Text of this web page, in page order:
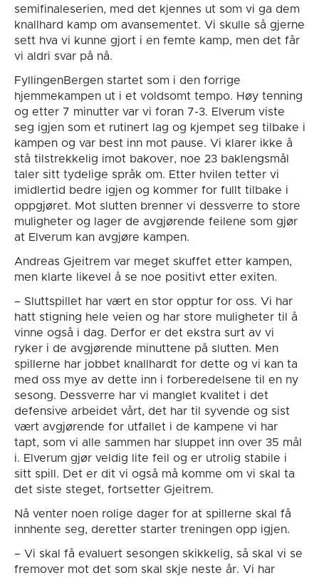
semifinaleserien, med det kjennes ut som vi ga dem
knallhard kamp om avansementet. Vi skulle så gjerne
sett hva vi kunne gjort i en femte kamp, men det får
vi aldri svar på nå.
FyllingenBergen startet som i den forrige
hjemmekampen ut i et voldsomt tempo. Høy tenning
og etter 7 minutter var vi foran 7-3. Elverum viste
seg igjen som et rutinert lag og kjempet seg tilbake i
kampen og var best inn mot pause. Vi klarer ikke å
stå tilstrekkelig imot bakover, noe 23 baklengsmål
taler sitt tydelige språk om. Etter hvilen tetter vi
imidlertid bedre igjen og kommer for fullt tilbake i
oppgjøret. Mot slutten brenner vi dessverre to store
muligheter og lager de avgjørende feilene som gjør
at Elverum kan avgjøre kampen.
Andreas Gjeitrem var meget skuffet etter kampen,
men klarte likevel å se noe positivt etter exiten.
– Sluttspillet har vært en stor opptur for oss. Vi har
hatt stigning hele veien og har store muligheter til å
vinne også i dag. Derfor er det ekstra surt av vi
ryker i de avgjørende minuttene på slutten. Men
spillerne har jobbet knallhardt for dette og vi kan ta
med oss mye av dette inn i forberedelsene til en ny
sesong. Dessverre har vi manglet kvalitet i det
defensive arbeidet vårt, det har til syvende og sist
vært avgjørende for utfallet i de kampene vi har
tapt, som vi alle sammen har sluppet inn over 35 mål
i. Elverum gjør veldig lite feil og er utrolig stabile i
sitt spill. Det er dit vi også må komme om vi skal ta
det siste steget, fortsetter Gjeitrem.
Nå venter noen rolige dager for at spillerne skal få
innhente seg, deretter starter treningen opp igjen.
– Vi skal få evaluert sesongen skikkelig, så skal vi se
fremover mot det som skal skje neste år. Vi har